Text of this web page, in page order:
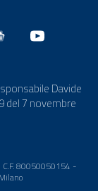
Davide
del 7 novembre
80050050154 -